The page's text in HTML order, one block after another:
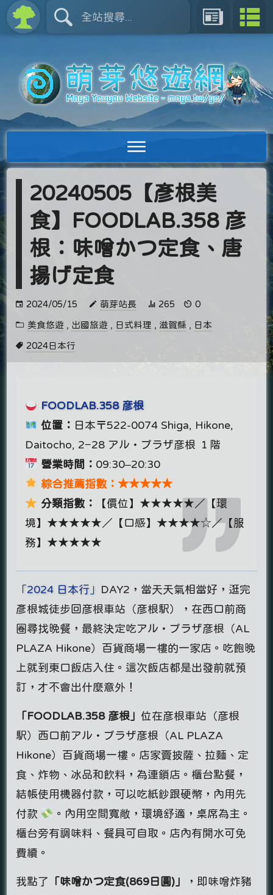
20240505【彥根美
食】FOODLAB.358 彦
根：味噌かつ定食、唐
揚げ定食
2024/05/15 萌芽站長 265 0
美食悠遊 , 出國旅遊 , 日式料理 , 滋賀縣 , 日本
2024日本行
FOODLAB.358 彦根
位置： 日本〒522-0074 Shiga, Hikone,
Daitocho, 2−28 アル・プラザ彦根 １階
營業時間： 09:30–20:30
綜合推薦指數：★★★★★
分類指數：
【價位】★★★★★／【環
境】★★★★★／【口感】★★★★☆／【服
務】★★★★★
「2024 日本行」
DAY2，當天天氣相當好，逛完
彥根城徒步回彦根車站（彦根駅），在西口前商
圈尋找晚餐，最終決定吃アル・プラザ彦根（AL
PLAZA Hikone）百貨商場一樓的一家店。吃飽晚
上就到東口飯店入住。這次飯店都是出發前就預
訂，才不會出什麼意外！
「FOODLAB.358 彦根」位在彦根車站（彦根
駅）西口前アル・プラザ彦根（AL PLAZA
Hikone）百貨商場一樓。店家賣披薩、拉麵、定
食、炸物、冰品和飲料，為連鎖店。櫃台點餐，
結帳使用機器付款，可以吃紙鈔跟硬幣，內用先
付款
。內用空間寬敞，環境舒適，桌席為主。
櫃台旁有調味料、餐具可自取。店內有開水可免
費續。
我點了 「味噌かつ定食(869日圓)」
，即味噌炸豬